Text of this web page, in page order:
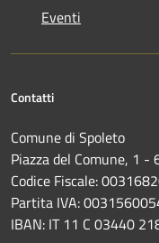
Eventi
Contatti
Comune di Spoleto
Piazza del Comune, 1 -
Codice Fiscale:
Partita IVA:
IBAN: IT 11 C 03440